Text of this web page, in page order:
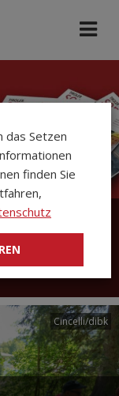
Cincelli/dibk
das Setzen
finden Sie